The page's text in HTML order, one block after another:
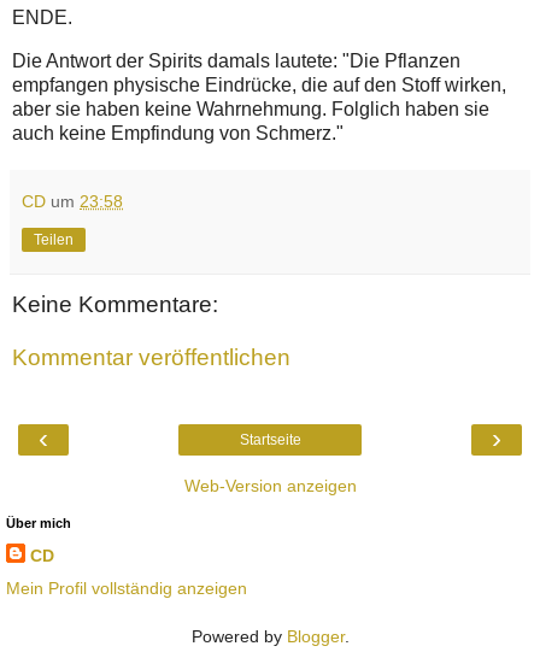
ENDE.
Die Antwort der Spirits damals lautete: "Die Pflanzen
empfangen physische Eindrücke, die auf den Stoff wirken,
aber sie haben keine Wahrnehmung. Folglich haben sie
auch keine Empfindung von Schmerz."
CD um 23:58
Teilen
Keine Kommentare:
Kommentar veröffentlichen
‹ ›
Startseite
Web-Version anzeigen
Über mich
CD
Mein Profil vollständig anzeigen
Powered by Blogger.